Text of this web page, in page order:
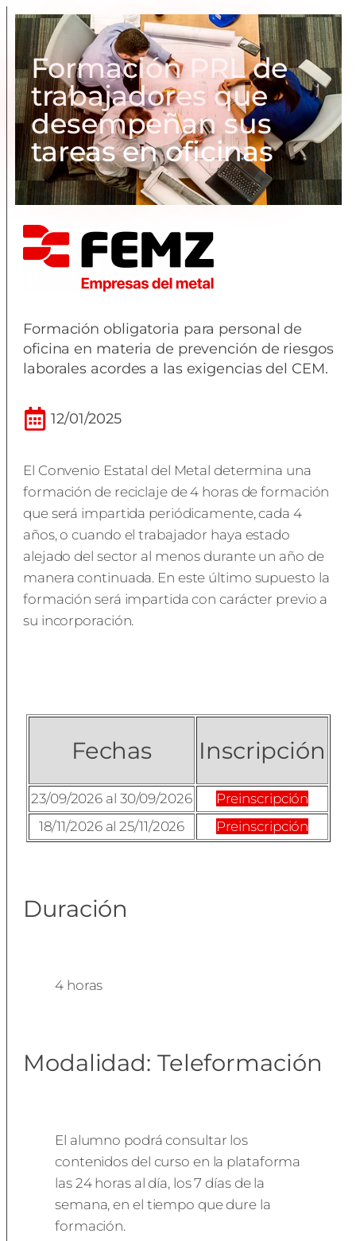
Formación PRL de
trabajadores que
desempeñan sus
tareas en oficinas
Formación obligatoria para personal de
oficina en materia de prevención de riesgos
laborales acordes a las exigencias del CEM.
12/01/2025
El Convenio Estatal del Metal determina una
formación de reciclaje de 4 horas de formación
que será impartida periódicamente, cada 4
años, o cuando el trabajador haya estado
alejado del sector al menos durante un año de
manera continuada. En este último supuesto la
formación será impartida con carácter previo a
su incorporación.
Fechas Inscripción
23/09/2026 al 30/09/2026
Preinscripción
18/11/2026 al 25/11/2026
Preinscripción
Duración
4 horas
Modalidad: Teleformación
El alumno podrá consultar los
contenidos del curso en la plataforma
las 24 horas al día, los 7 días de la
semana, en el tiempo que dure la
formación.